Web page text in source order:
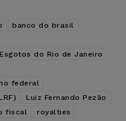
banco do brasil
do Rio de Janeiro
federal
Luiz Fernando Pezão
fiscal
royalties